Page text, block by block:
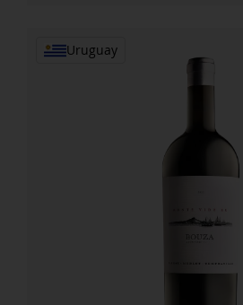
Uruguay